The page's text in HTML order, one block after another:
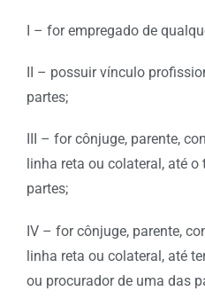
I – for empregado de
II – possuir vínculo
partes;
III – for cônjuge, parente,
linha reta ou colateral, até
partes;
IV – for cônjuge, parente,
linha reta ou colateral, até
ou procurador de uma das